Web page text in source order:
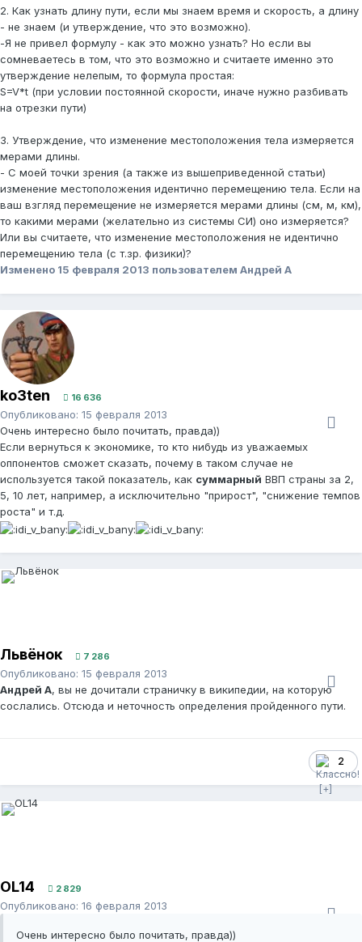
2. Как узнать длину пути, если мы знаем время и скорость, а длину
- не знаем (и утверждение, что это возможно).
-Я не привел формулу - как это можно узнать? Но если вы
сомневаетесь в том, что это возможно и считаете именно это
утверждение нелепым, то формула простая:
S=V*t (при условии постоянной скорости, иначе нужно разбивать
на отрезки пути)
3. Утверждение, что изменение местоположения тела измеряется
мерами длины.
- С моей точки зрения (а также из вышеприведенной статьи)
изменение местоположения идентично перемещению тела. Если на
ваш взгляд перемещение не измеряется мерами длины (см, м, км),
то какими мерами (желательно из системы СИ) оно измеряется?
Или вы считаете, что изменение местоположения не идентично
перемещению тела (с т.зр. физики)?
Изменено 15 февраля 2013 пользователем Андрей А
ko3ten 16 636
Опубликовано: 15 февраля 2013
Очень интересно было почитать, правда))
Если вернуться к экономике, то кто нибудь из уважаемых
оппонентов сможет сказать, почему в таком случае не
используется такой показатель, как суммарный ВВП страны за 2,
5, 10 лет, например, а исключительно "прирост", "снижение темпов
роста" и т.д.
Львёнок 7 286
Опубликовано: 15 февраля 2013
Андрей А, вы не дочитали страничку в википедии, на которую
сослались. Отсюда и неточность определения пройденного пути.
2
OL14 2 829
Опубликовано: 16 февраля 2013
Очень интересно было почитать, правда))